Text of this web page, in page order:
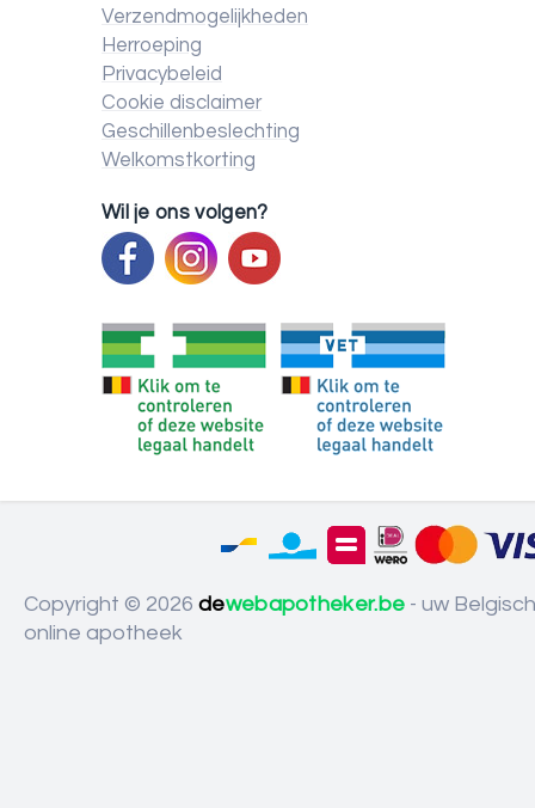
Verzendmogelijkheden
Herroeping
Privacybeleid
Cookie disclaimer
Geschillenbeslechting
Welkomstkorting
Wil je ons volgen?
Copyright © 2026 dewebapotheker.be - uw
online apotheek